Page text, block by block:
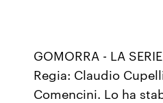
GOMORRA - LA
Regia: Claudio
Comencini. Lo ha